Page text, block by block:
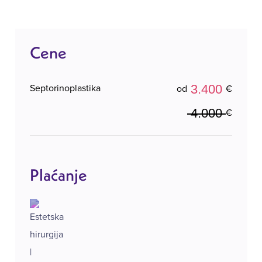
Cene
Septorinoplastika
4.000€
od 3.400 €
Plaćanje